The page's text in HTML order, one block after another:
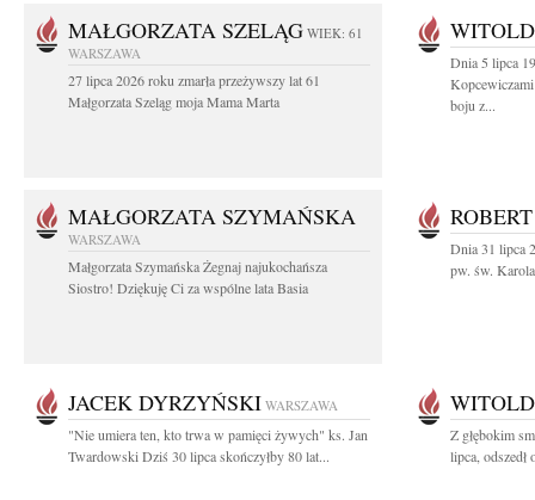
MAŁGORZATA SZELĄG WIEK: 61
WARSZAWA
27 lipca 2026 roku zmarła przeżywszy lat 61
Małgorzata Szeląg moja Mama Marta
Dnia 5 lipca
boju z...
MAŁGORZATA SZYMAŃSKA
WARSZAWA
Małgorzata Szymańska Żegnaj najukochańsza
Siostro! Dziękuję Ci za wspólne lata Basia
Dnia 31 lipca
pw. św.
JACEK DYRZYŃSKI WARSZAWA
"Nie umiera ten, kto trwa w pamięci żywych" ks. Jan
Twardowski Dziś 30 lipca skończyłby 80 lat...
Z głębokim
lipca,